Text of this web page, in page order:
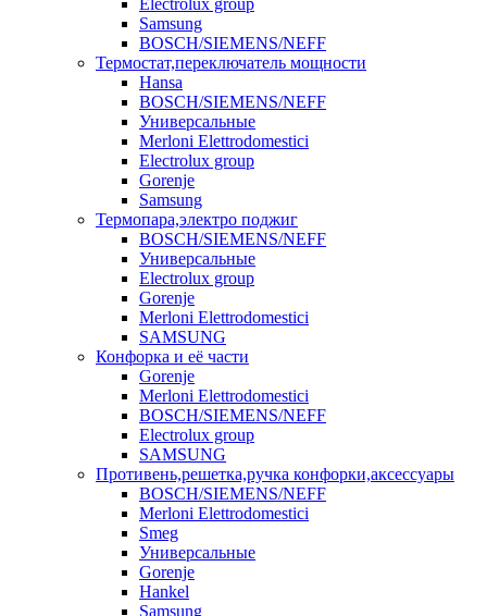
Electrolux group
Samsung
BOSCH/SIEMENS/NEFF
Термостат,переключатель мощности
Hansa
BOSCH/SIEMENS/NEFF
Универсальные
Merloni Elettrodomestici
Electrolux group
Gorenje
Samsung
Термопара,электро поджиг
BOSCH/SIEMENS/NEFF
Универсальные
Electrolux group
Gorenje
Merloni Elettrodomestici
SAMSUNG
Конфорка и её части
Gorenje
Merloni Elettrodomestici
BOSCH/SIEMENS/NEFF
Electrolux group
SAMSUNG
Противень,решетка,ручка конфорки,аксессуары
BOSCH/SIEMENS/NEFF
Merloni Elettrodomestici
Smeg
Универсальные
Gorenje
Hankel
Samsung